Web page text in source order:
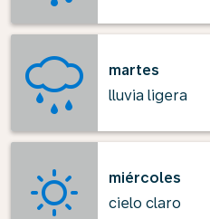
martes
lluvia ligera
miércoles
cielo claro